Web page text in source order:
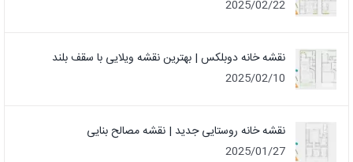
2025/02/22
نقشه خانه دوبلکس | بهترین نقشه ویلایی با سقف بلند
2025/02/10
نقشه خانه روستایی جدید | نقشه مصالح بنایی
2025/01/27